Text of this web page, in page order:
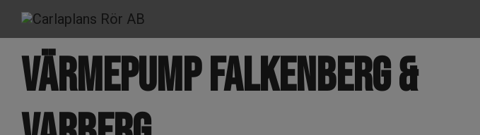
värmepump falkenberg &